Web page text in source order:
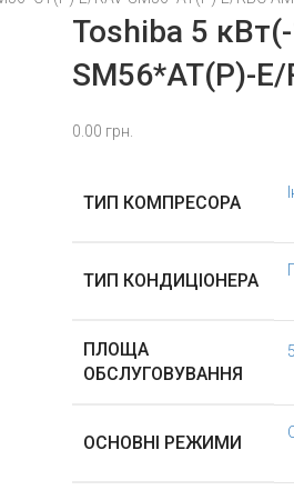
Toshiba 5
SM56*AT(P)-E/
0.00 грн.
ТИП КОМПРЕСОРА
ТИП КОНДИЦІОНЕРА
ПЛОЩА
ОБСЛУГОВУВАННЯ
ОСНОВНІ РЕЖИМИ